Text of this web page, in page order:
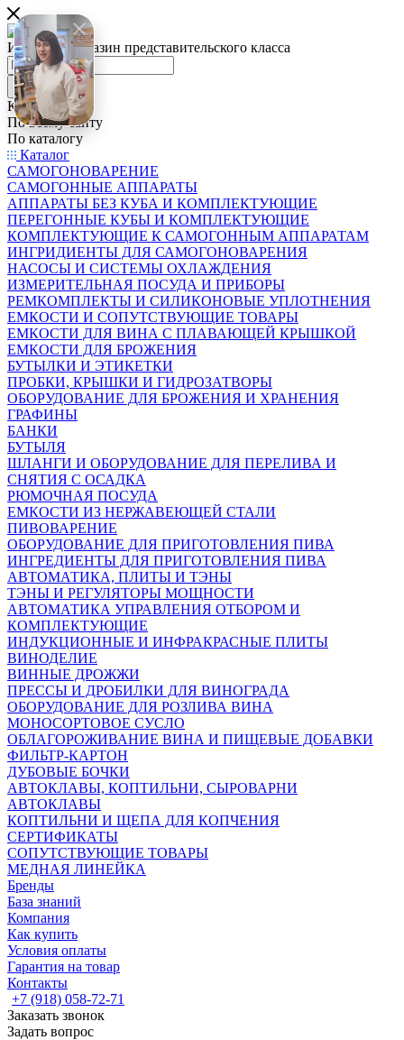
Интернет-магазин представительского класса
Каталог
По всему сайту
По каталогу
Каталог
САМОГОНОВАРЕНИЕ
САМОГОННЫЕ АППАРАТЫ
АППАРАТЫ БЕЗ КУБА И КОМПЛЕКТУЮЩИЕ
ПЕРЕГОННЫЕ КУБЫ И КОМПЛЕКТУЮЩИЕ
КОМПЛЕКТУЮЩИЕ К САМОГОННЫМ АППАРАТАМ
ИНГРИДИЕНТЫ ДЛЯ САМОГОНОВАРЕНИЯ
НАСОСЫ И СИСТЕМЫ ОХЛАЖДЕНИЯ
ИЗМЕРИТЕЛЬНАЯ ПОСУДА И ПРИБОРЫ
РЕМКОМПЛЕКТЫ И СИЛИКОНОВЫЕ УПЛОТНЕНИЯ
ЕМКОСТИ И СОПУТСТВУЮЩИЕ ТОВАРЫ
ЕМКОСТИ ДЛЯ ВИНА С ПЛАВАЮЩЕЙ КРЫШКОЙ
ЕМКОСТИ ДЛЯ БРОЖЕНИЯ
БУТЫЛКИ И ЭТИКЕТКИ
ПРОБКИ, КРЫШКИ И ГИДРОЗАТВОРЫ
ОБОРУДОВАНИЕ ДЛЯ БРОЖЕНИЯ И ХРАНЕНИЯ
ГРАФИНЫ
БАНКИ
БУТЫЛЯ
ШЛАНГИ И ОБОРУДОВАНИЕ ДЛЯ ПЕРЕЛИВА И
СНЯТИЯ С ОСАДКА
РЮМОЧНАЯ ПОСУДА
ЕМКОСТИ ИЗ НЕРЖАВЕЮЩЕЙ СТАЛИ
ПИВОВАРЕНИЕ
ОБОРУДОВАНИЕ ДЛЯ ПРИГОТОВЛЕНИЯ ПИВА
ИНГPЕДИЕНТЫ ДЛЯ ПРИГОТОВЛЕНИЯ ПИВА
АВТОМАТИКА, ПЛИТЫ И ТЭНЫ
ТЭНЫ И РЕГУЛЯТОРЫ МОЩНОСТИ
АВТОМАТИКА УПРАВЛЕНИЯ ОТБОРОМ И
КОМПЛЕКТУЮЩИЕ
ИНДУКЦИОННЫЕ И ИНФРАКРАСНЫЕ ПЛИТЫ
ВИНОДЕЛИЕ
ВИННЫЕ ДРОЖЖИ
ПРЕССЫ И ДРОБИЛКИ ДЛЯ ВИНОГРАДА
ОБОРУДОВАНИЕ ДЛЯ РОЗЛИВА ВИНА
МОНОСОРТОВОЕ СУСЛО
ОБЛАГОРОЖИВАНИЕ ВИНА И ПИЩЕВЫЕ ДОБАВКИ
ФИЛЬТР-КАРТОН
ДУБОВЫЕ БОЧКИ
АВТОКЛАВЫ, КОПТИЛЬНИ, СЫРОВАРНИ
АВТОКЛАВЫ
КОПТИЛЬНИ И ЩЕПА ДЛЯ КОПЧЕНИЯ
СЕРТИФИКАТЫ
СОПУТСТВУЮЩИЕ ТОВАРЫ
МЕДНАЯ ЛИНЕЙКА
Бренды
База знаний
Компания
Как купить
Условия оплаты
Гарантия на товар
Контакты
+7 (918) 058-72-71
Заказать звонок
Задать вопрос